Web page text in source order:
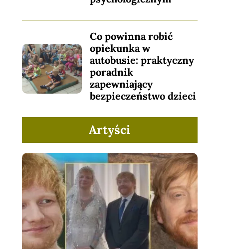
Co powinna robić
opiekunka w
autobusie: praktyczny
poradnik
zapewniający
bezpieczeństwo dzieci
Artyści